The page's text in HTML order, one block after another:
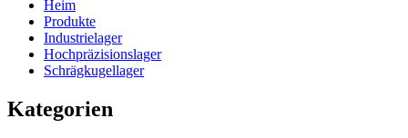
Heim
Produkte
Industrielager
Hochpräzisionslager
Schrägkugellager
Kategorien